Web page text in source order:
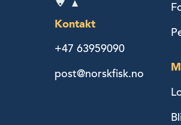
Kontakt
+47 63959090
post@norskfisk.no